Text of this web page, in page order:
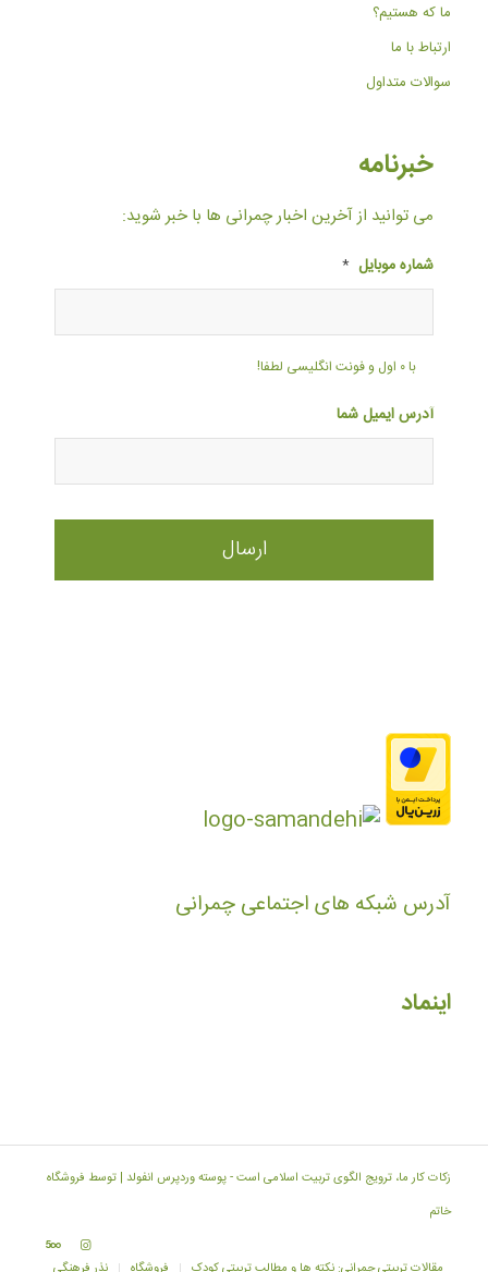
ما که هستیم؟
ارتباط با ما
سوالات متداول
خبرنامه
می توانید از آخرین اخبار چمرانی ها با خبر شوید:
شماره موبایل *
با ۰ اول و فونت انگلیسی لطفا!
آدرس ایمیل شما
آدرس شبکه های اجتماعی چمرانی
اینماد
زکات کار ما، ترویج الگوی تربیت اسلامی است -پوسته وردپرس انفولد | توسط فروشگاه
خاتم